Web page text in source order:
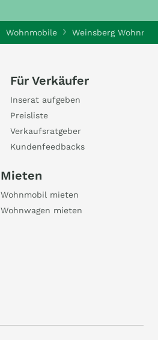
Wohnmobile Weinsberg
Für Verkäufer
Inserat aufgeben
Preisliste
Verkaufsratgeber
Kundenfeedbacks
Mieten
Wohnmobil mieten
Wohnwagen mieten